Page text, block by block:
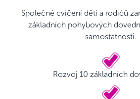
Společné cvičení dětí a rodičů
základních pohybových
samostatnosti.
Rozvoj 10 základních